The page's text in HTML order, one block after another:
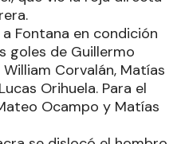
Fontana en condición
goles de Guillermo
William Corvalán, Matías
Orihuela. Para el
Ocampo y Matías